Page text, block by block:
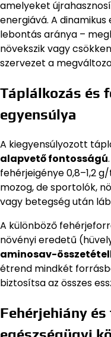
amelyeket
energiává. A dinamikus
lebontás aránya –
növekszik vagy
szervezet a
Táplálkozás és
egyensúlya
A kiegyensúlyozott
alapvető fontosságú
fehérjeigénye 0,8–1,2
mozog, de sportolók,
vagy betegség után
A különböző
növényi eredetű
aminosav-
étrend mindkét
biztosítsa az összes
Fehérjehiány